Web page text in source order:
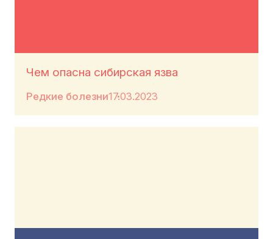
Чем опасна сибирская язва
Редкие болезни17.03.2023